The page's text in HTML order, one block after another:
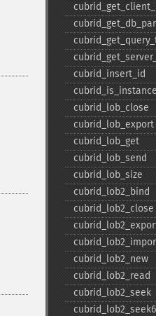
cubrid_​insert_​id
cubrid_​is_​instance
cubrid_​lob_​close
cubrid_​lob_​export
cubrid_​lob_​get
cubrid_​lob_​send
cubrid_​lob_​size
cubrid_​lob2_​bind
cubrid_​lob2_​close
cubrid_​lob2_​new
cubrid_​lob2_​read
cubrid_​lob2_​seek